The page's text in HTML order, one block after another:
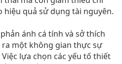
hiệu quả sử dụng tài nguyên.
ánh cá tính và sở thích
ra một không gian thực sự
lựa chọn các yếu tố thiết